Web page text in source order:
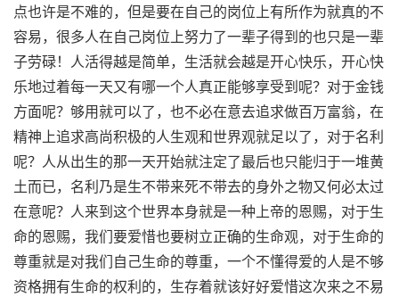
点也许是不难的，但是要在自己的岗位上有所作为就真的不
容易，很多人在自己岗位上努力了一辈子得到的也只是一辈
子劳碌！人活得越是简单，生活就会越是开心快乐，开心快
乐地过着每一天又有哪一个人真正能够享受到呢？对于金钱
方面呢？够用就可以了，也不必在意去追求做百万富翁，在
精神上追求高尚积极的人生观和世界观就足以了，对于名利
呢？人从出生的那一天开始就注定了最后也只能归于一堆黄
土而已，名利乃是生不带来死不带去的身外之物又何必太过
在意呢？人来到这个世界本身就是一种上帝的恩赐，对于生
命的恩赐，我们要爱惜也要树立正确的生命观，对于生命的
尊重就是对我们自己生命的尊重，一个不懂得爱的人是不够
资格拥有生命的权利的，生存着就该好好爱惜这次来之不易